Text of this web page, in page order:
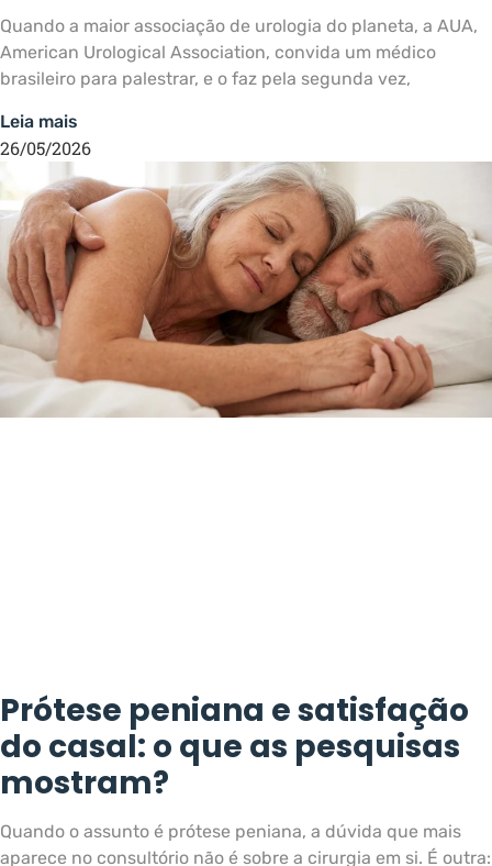
Quando a maior associação de urologia do planeta, a AUA,
American Urological Association, convida um médico
brasileiro para palestrar, e o faz pela segunda vez,
Leia mais
26/05/2026
Prótese peniana e satisfação
do casal: o que as pesquisas
mostram?
Quando o assunto é prótese peniana, a dúvida que mais
aparece no consultório não é sobre a cirurgia em si. É outra: